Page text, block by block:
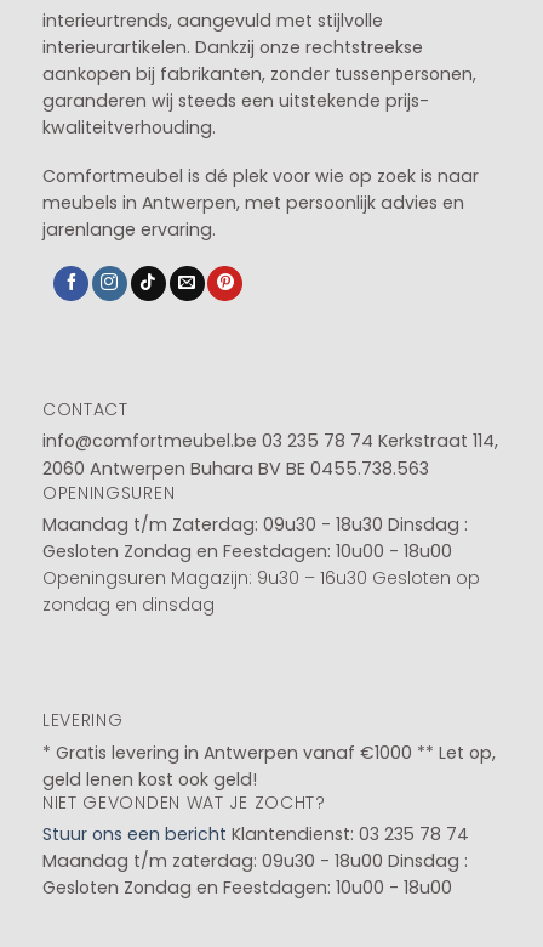
interieurtrends, aangevuld met stijlvolle
interieurartikelen. Dankzij onze rechtstreekse
aankopen bij fabrikanten, zonder tussenpersonen,
garanderen wij steeds een uitstekende prijs-
kwaliteitverhouding.
Comfortmeubel is dé plek voor wie op zoek is naar
meubels in Antwerpen, met persoonlijk advies en
jarenlange ervaring.
CONTACT
info@comfortmeubel.be 03 235 78 74 Kerkstraat 114,
2060 Antwerpen Buhara BV BE 0455.738.563
OPENINGSUREN
Maandag t/m Zaterdag: 09u30 - 18u30 Dinsdag :
Gesloten Zondag en Feestdagen: 10u00 - 18u00
Openingsuren Magazijn: 9u30 – 16u30 Gesloten op
zondag en dinsdag
LEVERING
* Gratis levering in Antwerpen vanaf €1000 ** Let op,
geld lenen kost ook geld!
NIET GEVONDEN WAT JE ZOCHT?
Stuur ons een bericht Klantendienst: 03 235 78 74
Maandag t/m zaterdag: 09u30 - 18u00 Dinsdag :
Gesloten Zondag en Feestdagen: 10u00 - 18u00